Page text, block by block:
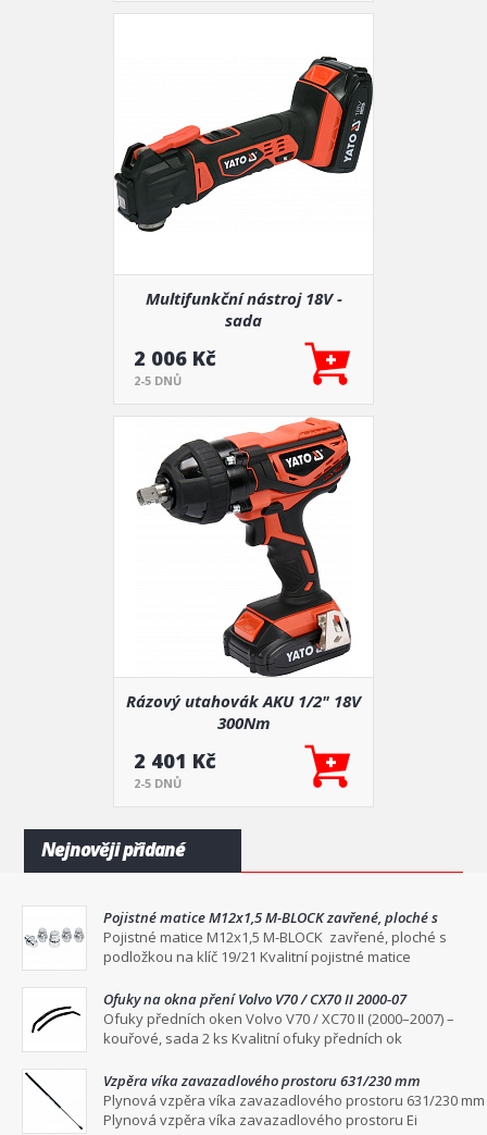
Multifunkční nástroj 18V -
sada
2 006 Kč
2-5 DNŮ
Rázový utahovák AKU 1/2" 18V
300Nm
2 401 Kč
2-5 DNŮ
Nejnověji přidané
Pojistné matice M12x1,5 M-BLOCK zavřené, ploché s
podložkou na klíč 19/21
Pojistné matice M12x1,5 M-BLOCK zavřené, ploché s
podložkou na klíč 19/21 Kvalitní pojistné matice
Ofuky na okna pření Volvo V70 / CX70 II 2000-07
Ofuky předních oken Volvo V70 / XC70 II (2000–2007) –
kouřové, sada 2 ks Kvalitní ofuky předních ok
Vzpěra víka zavazadlového prostoru 631/230 mm
Plynová vzpěra víka zavazadlového prostoru 631/230 mm
Plynová vzpěra víka zavazadlového prostoru Ei